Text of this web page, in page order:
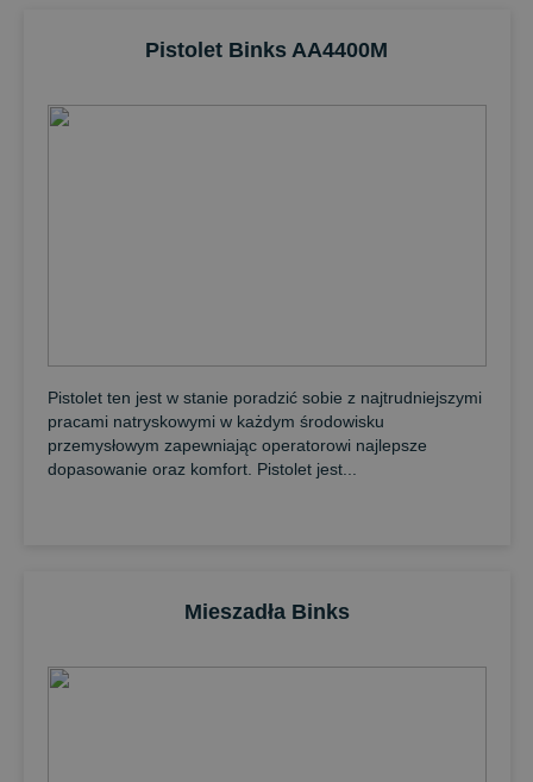
Pistolet Binks AA4400M
Pistolet ten jest w stanie poradzić sobie z najtrudniejszymi
pracami natryskowymi w każdym środowisku
przemysłowym zapewniając operatorowi najlepsze
dopasowanie oraz komfort. Pistolet jest...
Mieszadła Binks